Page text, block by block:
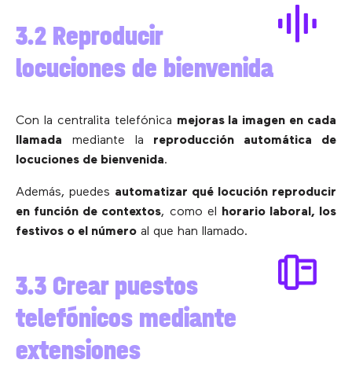
3.2 Reproducir
locuciones de bienvenida
Con la centralita telefónica mejoras la imagen en cada
llamada mediante la reproducción automática de
locuciones de bienvenida.
Además, puedes automatizar qué locución reproducir
en función de contextos, como el horario laboral, los
festivos o el número al que han llamado.
3.3 Crear puestos
telefónicos mediante
extensiones